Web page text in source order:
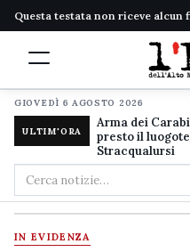
Questa testata non riceve alcun
GIOVEDÌ 6 AGOSTO 2026
ULTIM'ORA
Arma dei
presto il
Stracqualursi
Cerca
nel
sito
IN EVIDENZA